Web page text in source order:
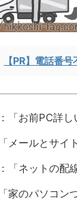
【PR】電話番
「お前PC詳し
メールとサイ
「ネットの配
家のパソコン